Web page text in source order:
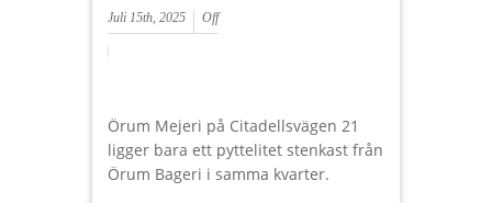
Juli 15th, 2025 Off
Örum Mejeri på Citadellsvägen 21
ligger bara ett pyttelitet stenkast från
Örum Bageri i samma kvarter.